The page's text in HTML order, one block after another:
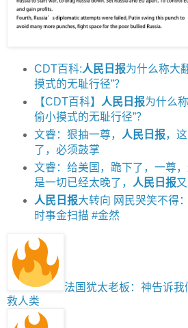
CDT百科:人民日报为什么称大
摸式的无耻行径”？
【CDT百科】
人民日报为什么
偷小摸式的无耻行径”？
文睿：狠抽一尊，
人民日报，
了，必须鼓掌
文睿：给美国，跪下了，一尊
是一切已经太晚了，
人民日报
人民日报大转向 网民哭笑不得
时事金扫描 #金然
法国犹太老板：神告诉
救人类